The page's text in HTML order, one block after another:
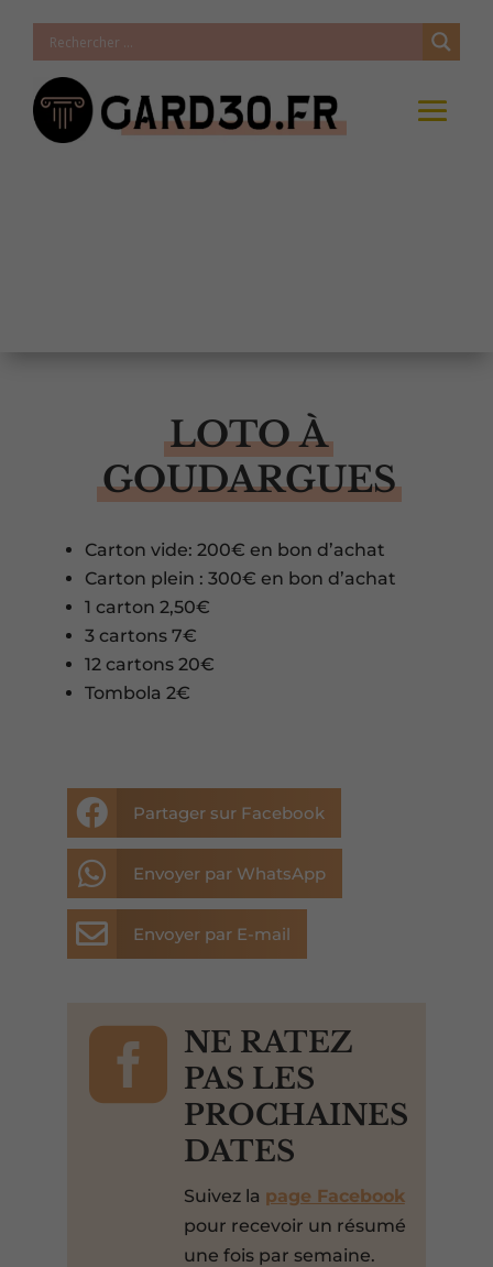
LOTO À
GOUDARGUES
Carton vide: 200€ en bon d’achat
Carton plein : 300€ en bon d’achat
1 carton 2,50€
3 cartons 7€
12 cartons 20€
Tombola 2€
 Partager sur Facebook
 Envoyer par WhatsApp
 Envoyer par E-mail

NE RATEZ
PAS LES
PROCHAINES
DATES
Suivez la page Facebook
pour recevoir un résumé
une fois par semaine.